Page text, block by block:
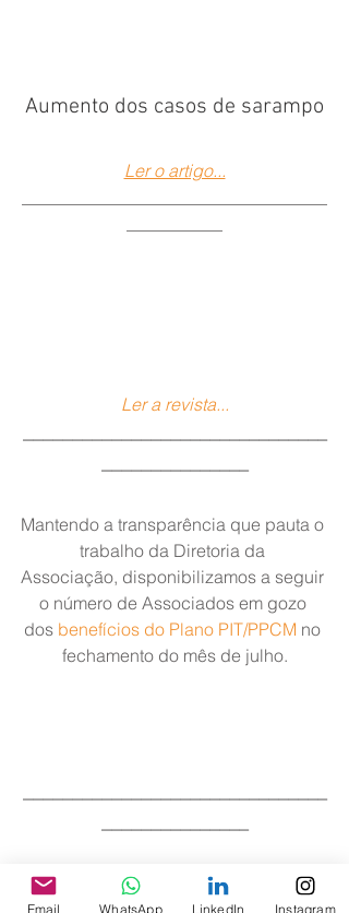
Aumento dos casos de sarampo
Ler o artigo...
Ler a revista...
_______________________________
_______________
Mantendo a transparência que pauta o
trabalho da Diretoria da
Associação, disponibilizamos a seguir
o número de Associados em gozo
dos benefícios do Plano PIT/PPCM no
fechamento do mês de julho.
_______________________________
_______________
Siga a ASAGOL nas redes
Email WhatsApp LinkedIn Instagram